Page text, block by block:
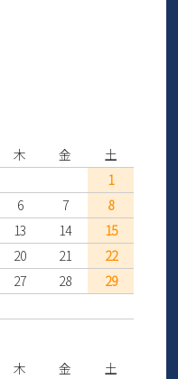
ります。
木 金
土
1
6 7
8
13 14
15
20 21
22
27 28
29
木 金
土